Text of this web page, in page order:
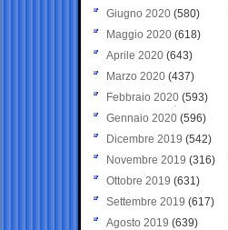
Giugno 2020 (580)
Maggio 2020 (618)
Aprile 2020 (643)
Marzo 2020 (437)
Febbraio 2020 (593)
Gennaio 2020 (596)
Dicembre 2019 (542)
Novembre 2019 (316)
Ottobre 2019 (631)
Settembre 2019 (617)
Agosto 2019 (639)